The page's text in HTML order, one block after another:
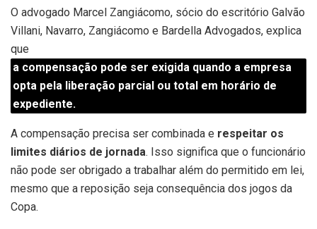
O advogado Marcel Zangiácomo, sócio do escritório Galvão
Villani, Navarro, Zangiácomo e Bardella Advogados, explica
que
a compensação pode ser exigida quando a empresa
opta pela liberação parcial ou total em horário de
expediente.
A compensação precisa ser combinada e respeitar os
limites diários de jornada. Isso significa que o funcionário
não pode ser obrigado a trabalhar além do permitido em lei,
mesmo que a reposição seja consequência dos jogos da
Copa.